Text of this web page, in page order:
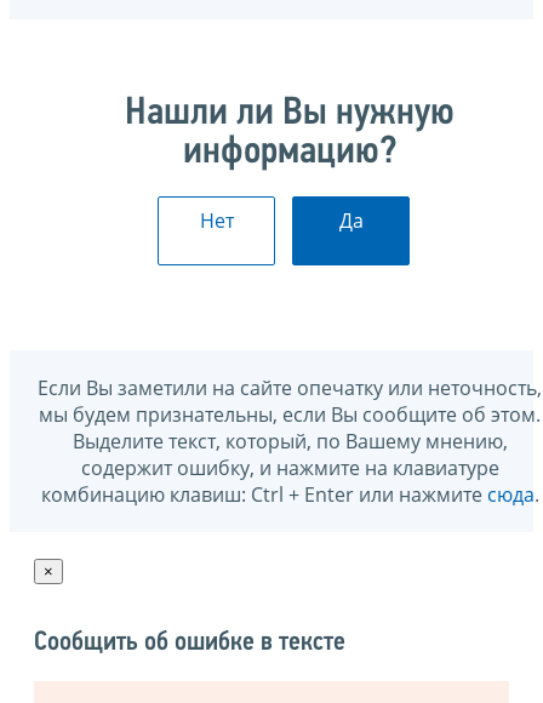
Нашли ли Вы нужную
информацию?
Нет Да
Если Вы заметили на сайте опечатку или неточность,
мы будем признательны, если Вы сообщите об этом.
Выделите текст, который, по Вашему мнению,
содержит ошибку, и нажмите на клавиатуре
комбинацию клавиш: Ctrl + Enter или нажмите сюда.
×
Сообщить об ошибке в тексте